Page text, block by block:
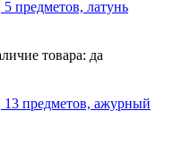
товара: да